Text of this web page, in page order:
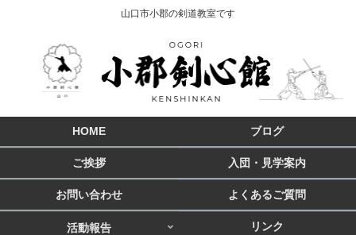
山口市小郡の剣道教室です
HOME ブログ
ご挨拶 入団・見学案内
お問い合わせ よくあるご質問
活動報告 リンク